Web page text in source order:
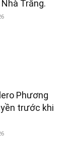
Trắng.
Phương
trước khi